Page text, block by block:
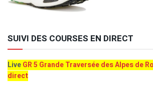
SUIVI DES COURSES EN DIRECT
LiveGR 5 Grande Traversée des Alpes de
direct